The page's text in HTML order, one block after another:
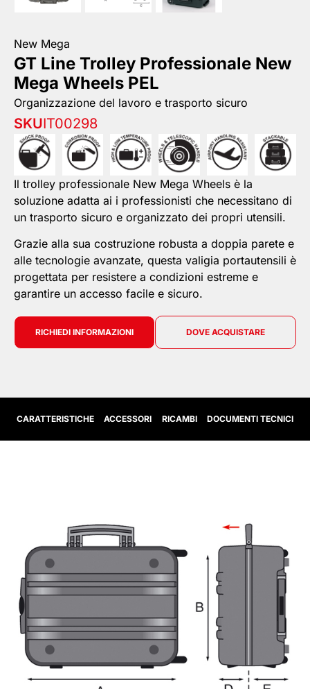
New Mega
GT Line Trolley Professionale New
Mega Wheels PEL
Organizzazione del lavoro e trasporto sicuro
SKUIT00298
Il trolley professionale New Mega Wheels è la
soluzione adatta ai i professionisti che necessitano di
un trasporto sicuro e organizzato dei propri utensili.
Grazie alla sua costruzione robusta a doppia parete e
alle tecnologie avanzate, questa valigia portautensili è
progettata per resistere a condizioni estreme e
garantire un accesso facile e sicuro.
RICHIEDI INFORMAZIONI DOVE ACQUISTARE
CARATTERISTICHE ACCESSORI RICAMBI DOCUMENTI TECNICI